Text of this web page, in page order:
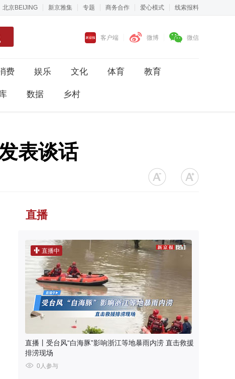
北京BEIJING 新京雅集 专题 商务合作 爱心模式 线索报料
客户端 微博 微信
费 娱乐 文化 体育 教育
数据 乡村
表谈话
直播
直播中
直播丨受台风“白海豚”影响浙江等地暴雨内涝 直击救援
排涝现场
0人参与